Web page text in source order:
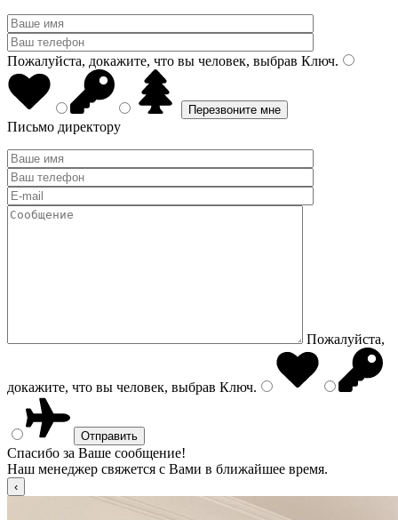
Пожалуйста, докажите, что вы человек, выбрав Ключ.
Письмо директору
Пожалуйста,
докажите, что вы человек, выбрав Ключ.
Спасибо за Ваше сообщение!
Наш менеджер свяжется с Вами в ближайшее время.